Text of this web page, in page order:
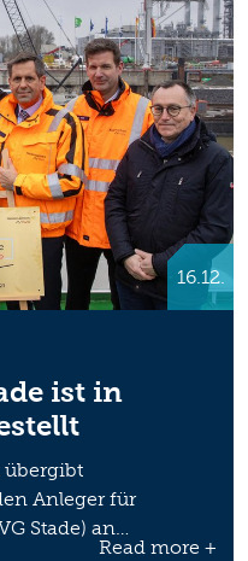
16.12.
ist in
übergibt
Anleger für
Stade) an…
Read more +